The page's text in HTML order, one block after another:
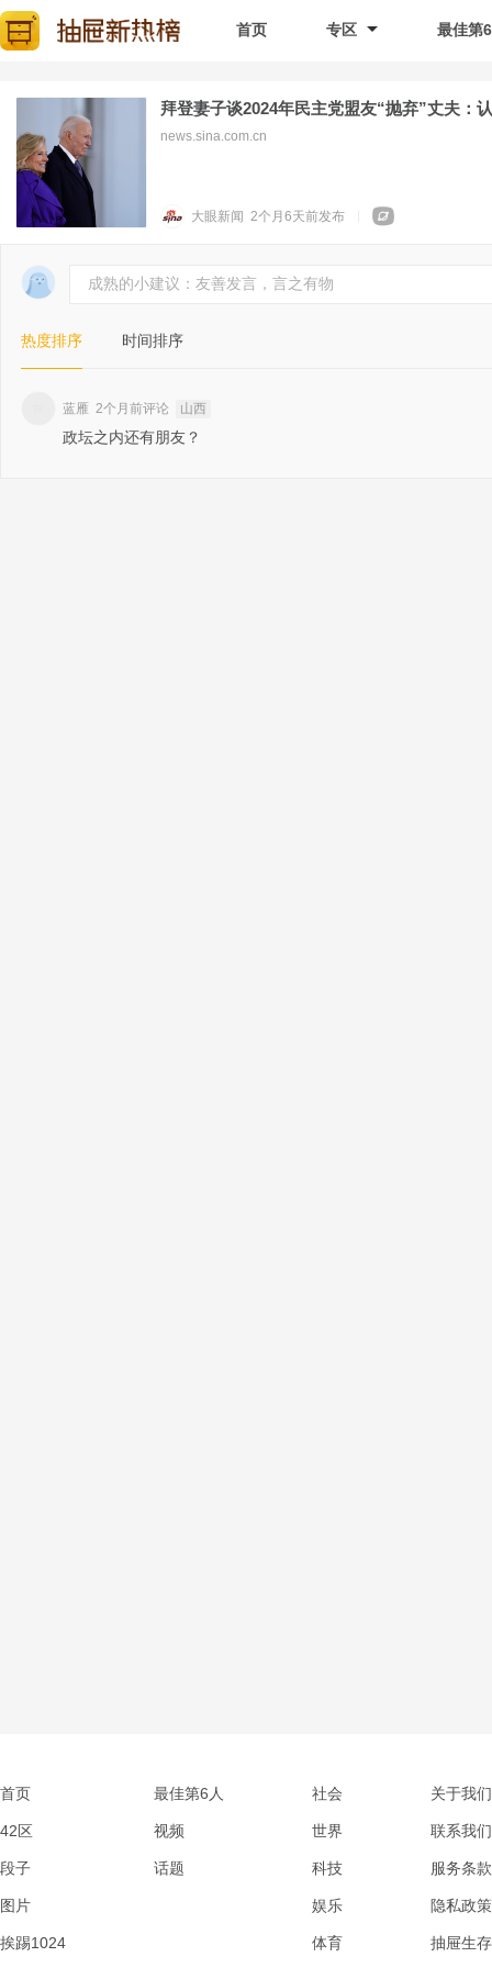
首页 专区 最佳第
拜登妻子谈2024年民主党盟友“抛弃”丈夫：
news.sina.com.cn
大眼新闻 2个月6天前发布
成熟的小建议：友善发言，言之有物
热度排序 时间排序
蓝雁 2个月前评论 山西
政坛之内还有朋友？
首页
42区
段子
图片
挨踢1024
最佳第6人
视频
话题
社会
世界
科技
娱乐
体育
关于我们
联系我们
服务条款
隐私政策
抽屉生